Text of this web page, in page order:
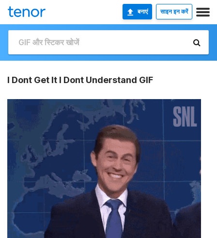
बनाएं साइन इन करें
I Dont Get It I Dont Understand GIF